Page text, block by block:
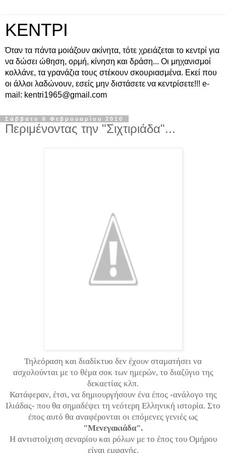
ΚΕΝΤΡΙ
Όταν τα πάντα μοιάζουν ακίνητα, τότε χρειάζεται το κεντρί για
να δώσει ώθηση, ορμή, κίνηση και δράση... Οι μηχανισμοί
κολλάνε, τα γρανάζια τους στέκουν σκουριασμένα. Εκεί που
οι άλλοι λαδώνουν, εσείς μην διστάσετε να κεντρίσετε!!! e-
mail: kentri1965@gmail.com
Σάββατο 6 Φεβρουαρίου 2010
Περιμένοντας την "Σιχτιριάδα"...
Τηλεόραση και διαδίκτυο δεν έχουν σταματήσει να
ασχολούνται με το θέμα σοκ των ημερών, το διαζύγιο της
δεκαετίας κλπ.
Κατάφεραν, έτσι, να δημιουργήσουν ένα έπος -ανάλογο της
Ιλιάδας- που θα σημαδέψει τη νεότερη Ελληνική ιστορία. Στο
έπος αυτό θα αναφέρονται οι επόμενες γενιές ως
"Μενεγακιάδα".
Η αντιστοίχιση σεναρίου και ρόλων με το έπος του Ομήρου
είναι εμφανής.